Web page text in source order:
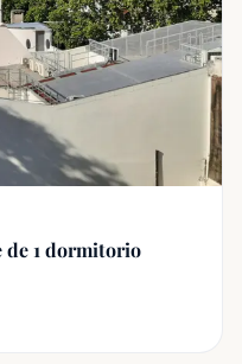
de 1 dormitorio